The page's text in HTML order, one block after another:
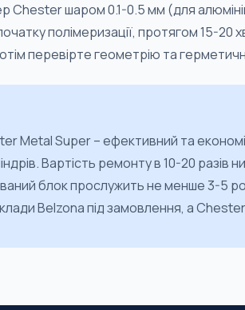
Chester шаром 0.1-0.5 мм (для
полімеризації, протягом 15-20
перевірте геометрію та
Metal Super – ефективний та
Вартість ремонту в 10-20 разів
блок прослужить не менше 3-5
Belzona під замовлення, а